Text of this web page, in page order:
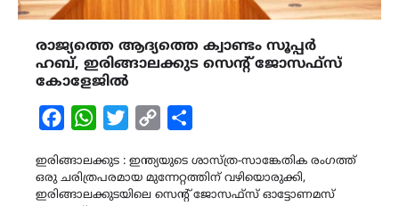
രാജ്യത്തെ ആദ്യത്തെ ക്വാണ്ടം സൂപ്പർ
ഹബ്, ഇരിങ്ങാലക്കുട സെന്റ് ജോസഫ്സ്
കോളേജിൽ
FacebookWhatsAppTwitterCopy
ഇരിങ്ങാലക്കുട : ഇന്ത്യയുടെ ശാസ്ത്ര-സാങ്കേതിക രംഗത്ത്
ഒരു ചരിത്രപരമായ മുന്നേറ്റത്തിന് വഴിയൊരുക്കി,
ഇരിങ്ങാലക്കുടയിലെ സെന്റ് ജോസഫ്സ് ഓട്ടോണമസ്